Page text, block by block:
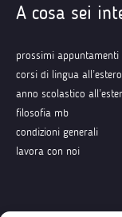
A cosa sei
prossimi appuntamenti
corsi di lingua all’estero
anno scolastico
filosofia mb
condizioni generali
lavora con noi